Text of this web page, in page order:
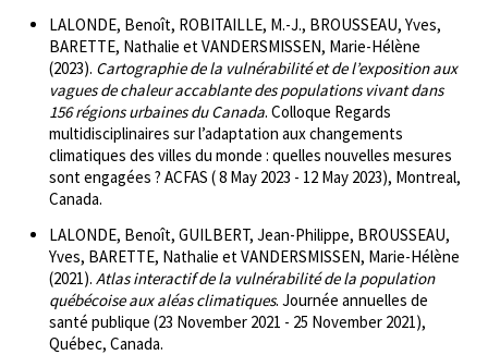
LALONDE, Benoît, ROBITAILLE, M.-J., BROUSSEAU, Yves,
BARETTE, Nathalie et VANDERSMISSEN, Marie-Hélène
(2023). Cartographie de la vulnérabilité et de l’exposition aux
vagues de chaleur accablante des populations vivant dans
156 régions urbaines du Canada. Colloque Regards
multidisciplinaires sur l’adaptation aux changements
climatiques des villes du monde : quelles nouvelles mesures
sont engagées ? ACFAS ( 8 May 2023 - 12 May 2023), Montreal,
Canada.
LALONDE, Benoît, GUILBERT, Jean-Philippe, BROUSSEAU,
Yves, BARETTE, Nathalie et VANDERSMISSEN, Marie-Hélène
(2021). Atlas interactif de la vulnérabilité de la population
québécoise aux aléas climatiques. Journée annuelles de
santé publique (23 November 2021 - 25 November 2021),
Québec, Canada.